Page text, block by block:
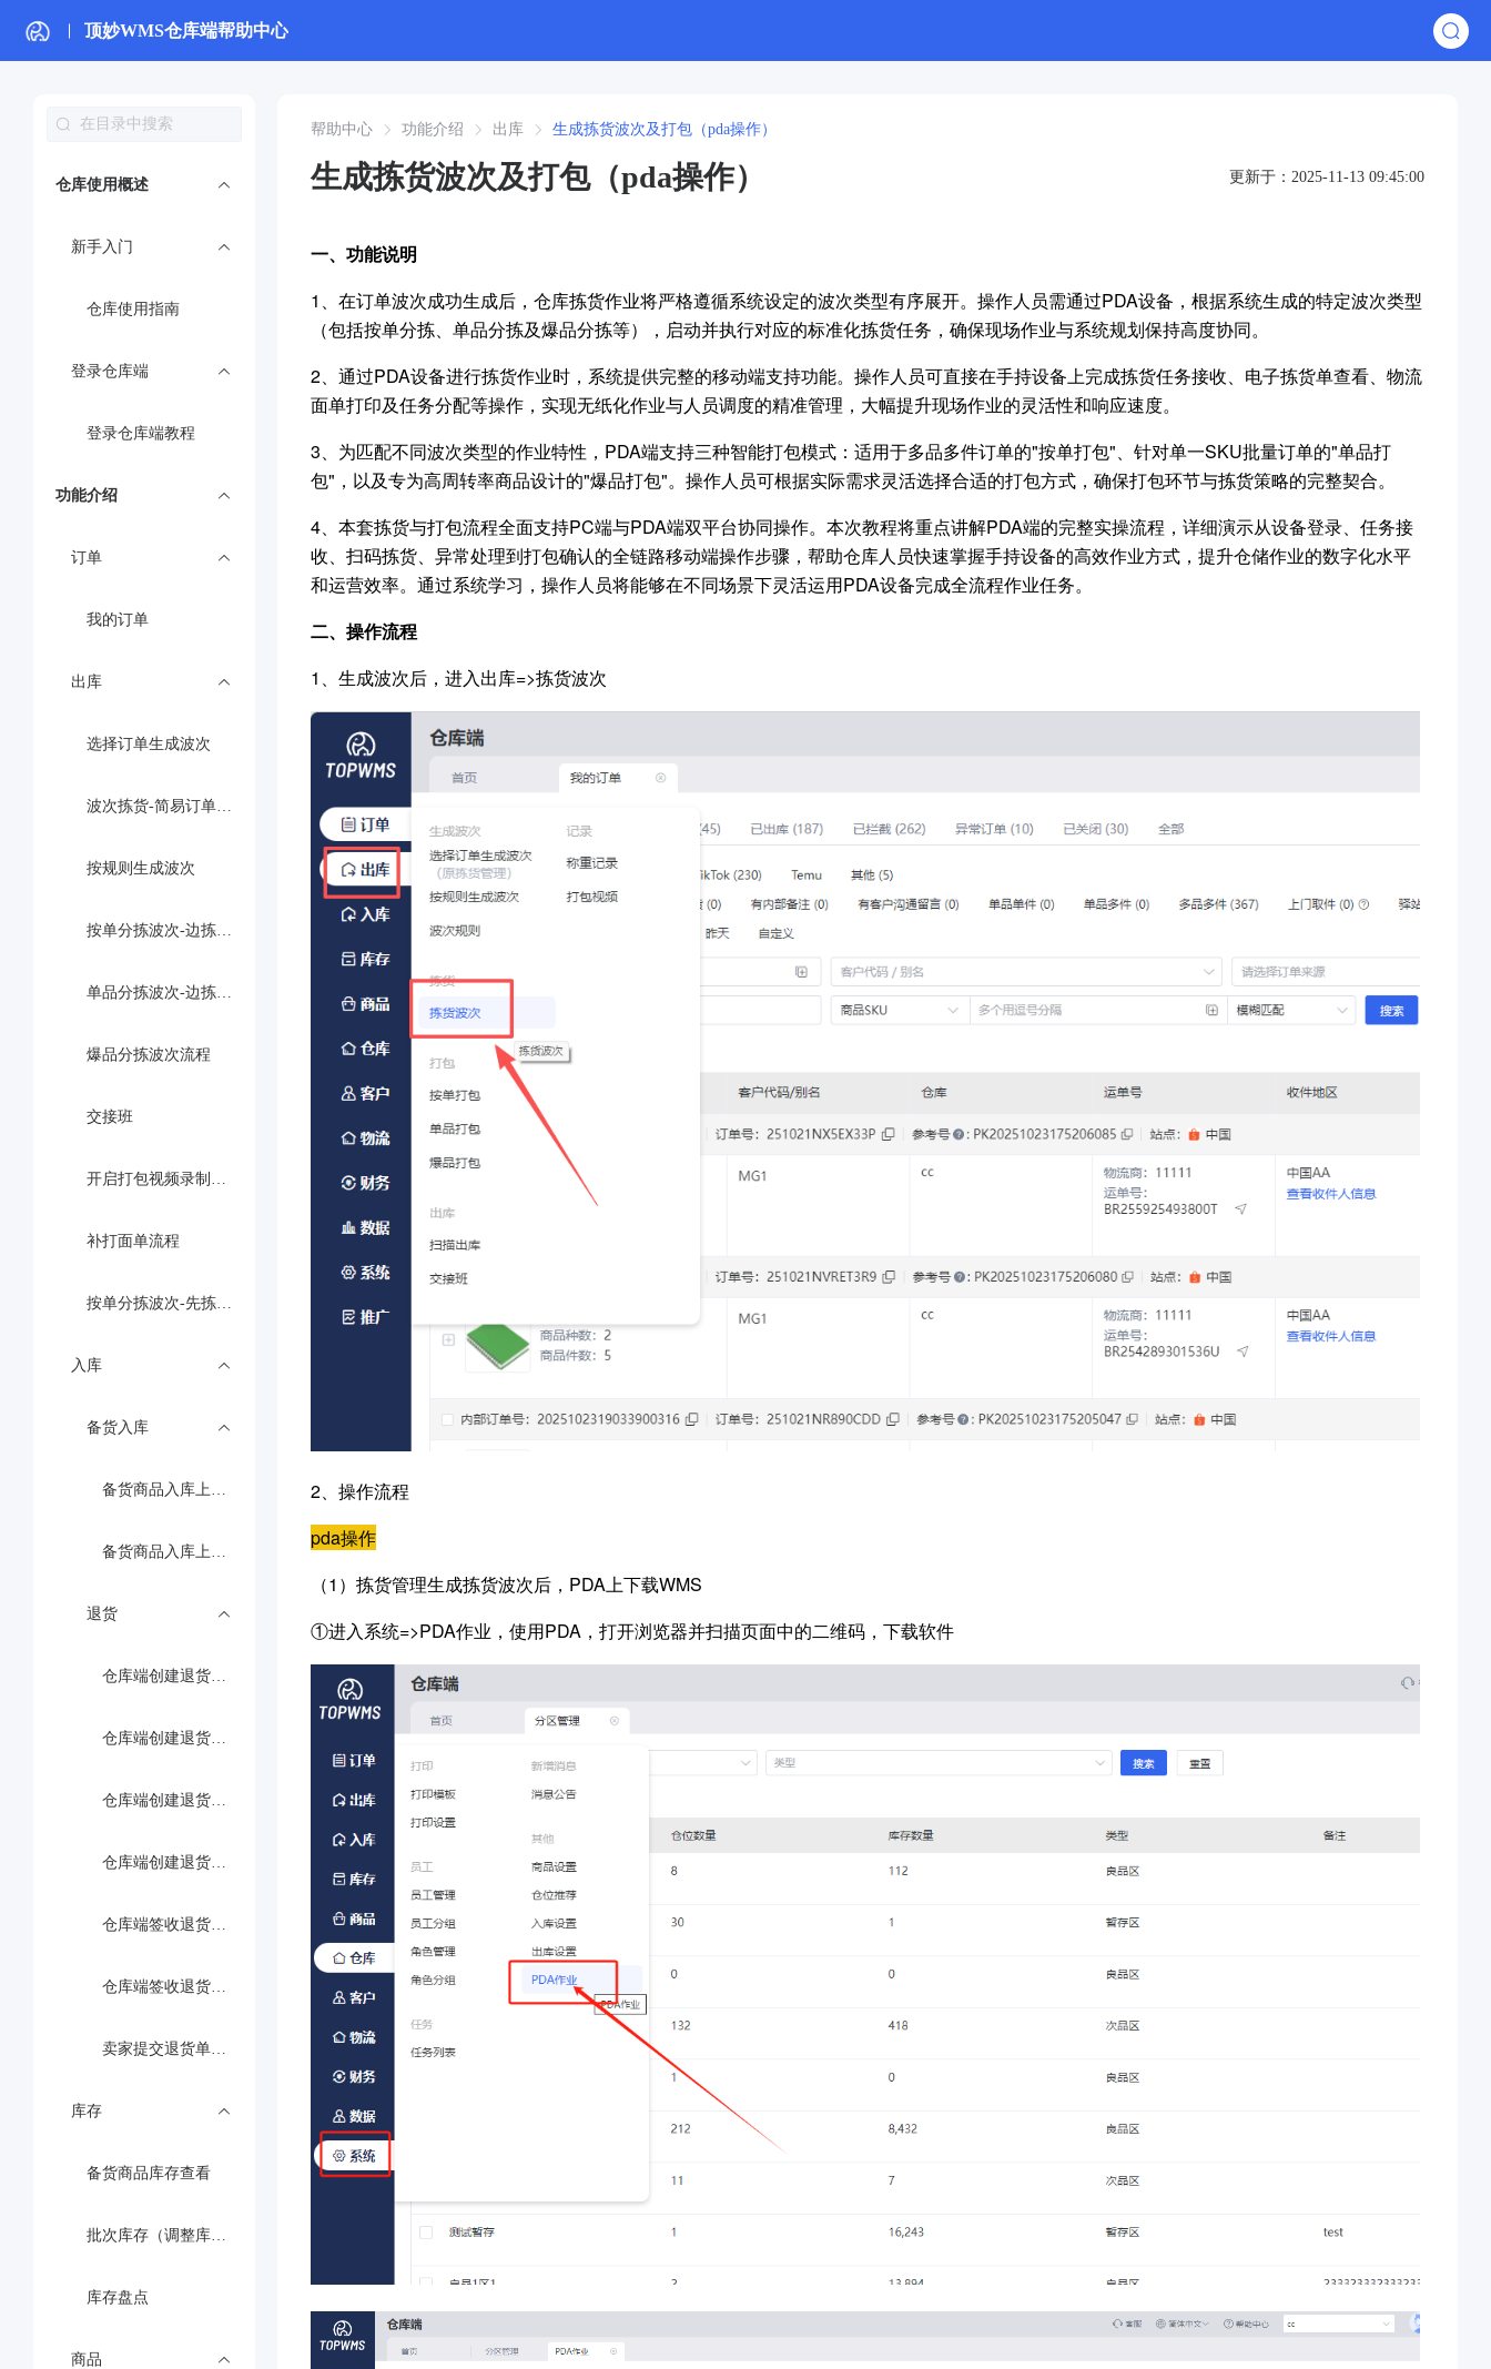
顶妙WMS仓库端帮助中心
仓库使用概述
新手入门
仓库使用指南
登录仓库端
登录仓库端教程
功能介绍
订单
我的订单
出库
选择订单生成波次
波次拣货-简易订单处理流程（面单/拣货单拣货）
按规则生成波次
按单分拣波次-边拣边分流程
单品分拣波次-边拣边分流程
爆品分拣波次流程
交接班
开启打包视频录制功能
补打面单流程
按单分拣波次-先拣后分流程（二次分拣）
入库
备货入库
备货商品入库上架（pda操作）
备货商品入库上架（pc端）
退货
仓库端创建退货认领单（pda）
仓库端创建退货认领单（PC端）
仓库端创建退货单（pda）
仓库端创建退货单（PC端）
仓库端签收退货单并入库上架（pda操作）
仓库端签收退货单并入库上架（PC端）
卖家提交退货单流程及仓库处理退货
库存
备货商品库存查看
批次库存（调整库存和修改仓位）
库存盘点
商品
帮助中心 功能介绍 出库 生成拣货波次及打包（pda操作）
生成拣货波次及打包（pda操作） 更新于：2025-11-13 09:45:00
一、功能说明
1、在订单波次成功生成后，仓库拣货作业将严格遵循系统设定的波次类型有序展开。操作人员需通过PDA设备，根据系统生成的特定波次类型
（包括按单分拣、单品分拣及爆品分拣等），启动并执行对应的标准化拣货任务，确保现场作业与系统规划保持高度协同。
2、通过PDA设备进行拣货作业时，系统提供完整的移动端支持功能。操作人员可直接在手持设备上完成拣货任务接收、电子拣货单查看、物流
面单打印及任务分配等操作，实现无纸化作业与人员调度的精准管理，大幅提升现场作业的灵活性和响应速度。
3、为匹配不同波次类型的作业特性，PDA端支持三种智能打包模式：适用于多品多件订单的"按单打包"、针对单一SKU批量订单的"单品打
包"，以及专为高周转率商品设计的"爆品打包"。操作人员可根据实际需求灵活选择合适的打包方式，确保打包环节与拣货策略的完整契合。
4、本套拣货与打包流程全面支持PC端与PDA端双平台协同操作。本次教程将重点讲解PDA端的完整实操流程，详细演示从设备登录、任务接
收、扫码拣货、异常处理到打包确认的全链路移动端操作步骤，帮助仓库人员快速掌握手持设备的高效作业方式，提升仓储作业的数字化水平
和运营效率。通过系统学习，操作人员将能够在不同场景下灵活运用PDA设备完成全流程作业任务。
二、操作流程
1、生成波次后，进入出库=>拣货波次
2、操作流程
pda操作
（1） 拣货管理生成拣货波次后，PDA上下载WMS
①进入系统=>PDA作业，使用PDA，打开浏览器并扫描页面中的二维码，下载软件